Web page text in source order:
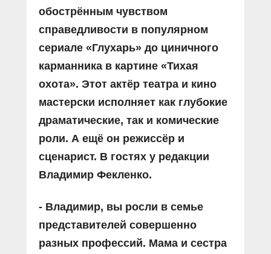
обострённым чувством
справедливости в популярном
сериале «Глухарь» до циничного
карманника в картине «Тихая
охота». Этот актёр театра и кино
мастерски исполняет как глубокие
драматические, так и комические
роли. А ещё он режиссёр и
сценарист. В гостях у редакции
Владимир Фекленко.
- Владимир, вы росли в семье
представителей совершенно
разных профессий. Мама и сестра